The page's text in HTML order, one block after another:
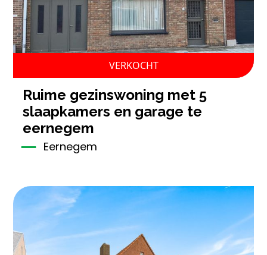
VERKOCHT
ruime gezinswoning met 5
slaapkamers en garage te
eernegem
Eernegem